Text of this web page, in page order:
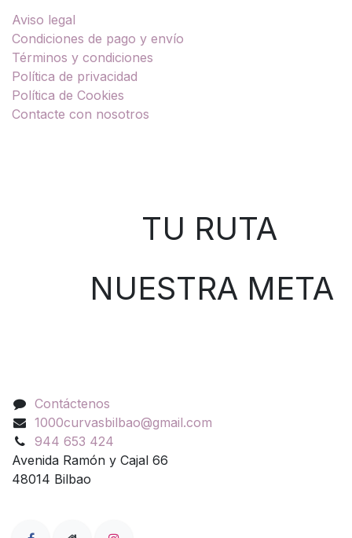
Aviso legal
Condiciones de pago y envío
Términos y condiciones
Política de privacidad
Política de Cookies
Contacte con nosotros
TU RUTA
NUESTRA META
Contáctenos
1000curvasbilbao@gmail.com
944 653 424
Avenida Ramón y Cajal 66
48014 Bilbao